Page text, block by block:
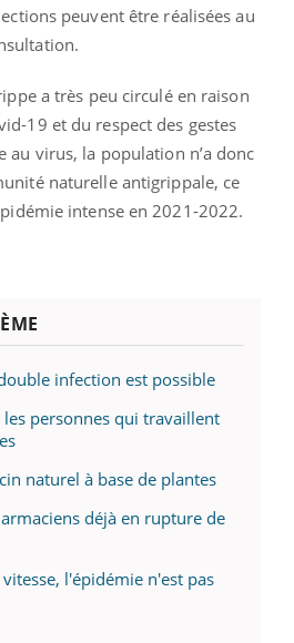
peuvent être réalisées au
a très peu circulé en raison
19 et du respect des gestes
au virus, la population n’a donc
naturelle antigrippale, ce
intense en 2021-2022.
infection est possible
personnes qui travaillent
naturel à base de plantes
déjà en rupture de
l'épidémie n'est pas